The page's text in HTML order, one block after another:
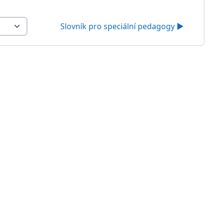
Slovník pro speciální pedagogy ▶︎